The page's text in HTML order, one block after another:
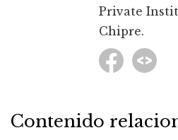
Private
Chipre.
Contenido